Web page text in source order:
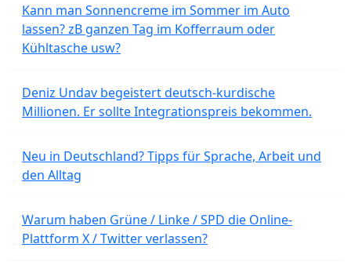
Kann man Sonnencreme im Sommer im Auto
lassen? zB ganzen Tag im Kofferraum oder
Kühltasche usw?
Deniz Undav begeistert deutsch-kurdische
Millionen. Er sollte Integrationspreis bekommen.
Neu in Deutschland? Tipps für Sprache, Arbeit und
den Alltag
Warum haben Grüne / Linke / SPD die Online-
Plattform X / Twitter verlassen?